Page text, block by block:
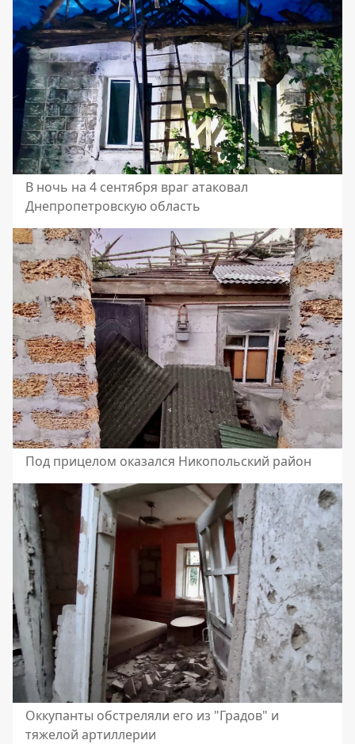
В ночь на 4 сентября враг атаковал
Днепропетровскую область
Под прицелом оказался Никопольский район
Оккупанты обстреляли его из "Градов" и
тяжелой артиллерии